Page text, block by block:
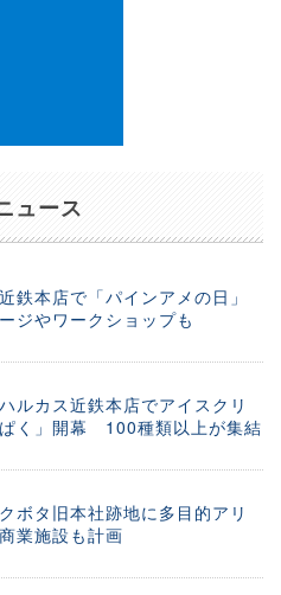
ュース
鉄本店で「パインアメの日」
ジやワークショップも
ルカス近鉄本店でアイスクリ
く」開幕 100種類以上が集結
ボタ旧本社跡地に多目的アリ
業施設も計画